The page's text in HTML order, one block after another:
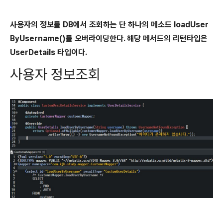
사용자의 정보를 DB에서 조회하는 단 하나의 메소드 loadUser
ByUsername()를 오버라이딩한다. 해당 메서드의 리턴타입은
UserDetails 타입이다.
사용자 정보조회